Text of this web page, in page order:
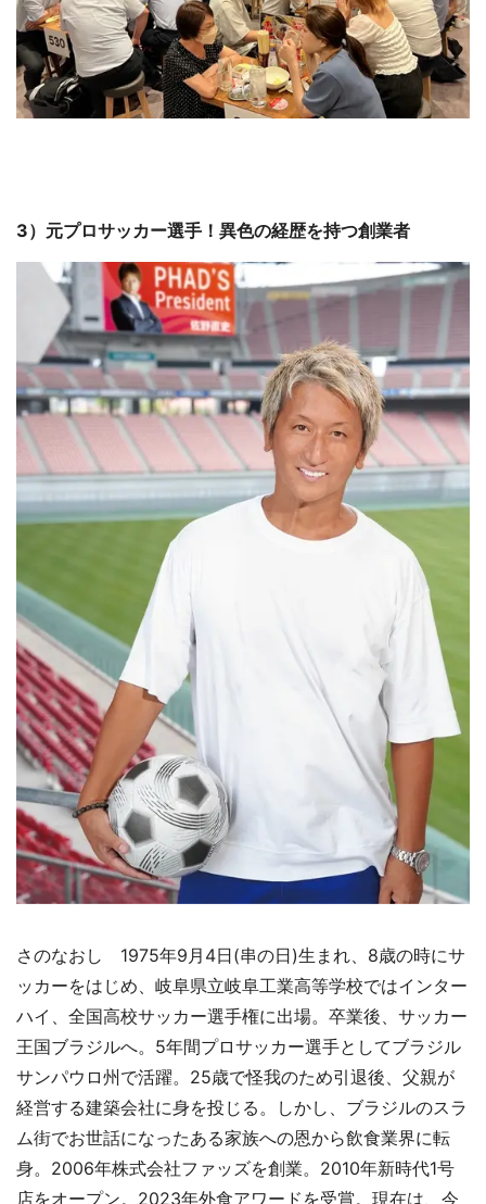
3）元プロサッカー選手！異色の経歴を持つ創業者
さのなおし 1975年9月4日(串の日)生まれ、8歳の時にサ
ッカーをはじめ、岐阜県立岐阜工業高等学校ではインター
ハイ、全国高校サッカー選手権に出場。卒業後、サッカー
王国ブラジルへ。5年間プロサッカー選手としてブラジル
サンパウロ州で活躍。25歳で怪我のため引退後、父親が
経営する建築会社に身を投じる。しかし、ブラジルのスラ
ム街でお世話になったある家族への恩から飲食業界に転
身。2006年株式会社ファッズを創業。2010年新時代1号
店をオープン。2023年外食アワードを受賞。現在は、今